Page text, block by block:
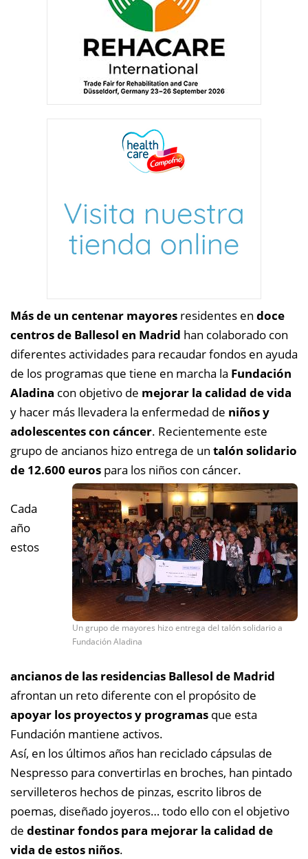
Más de un centenar mayores residentes en doce
centros de Ballesol en Madrid han colaborado con
diferentes actividades para recaudar fondos en ayuda
de los programas que tiene en marcha la Fundación
Aladina con objetivo de mejorar la calidad de vida
y hacer más llevadera la enfermedad de niños y
adolescentes con cáncer. Recientemente este
grupo de ancianos hizo entrega de un talón solidario
de 12.600 euros para los niños con cáncer.
Un grupo de mayores hizo entrega del talón solidario a
Fundación Aladina
Cada
año
estos
ancianos de las residencias Ballesol de Madrid
afrontan un reto diferente con el propósito de
apoyar los proyectos y programas que esta
Fundación mantiene activos.
Así, en los últimos años han reciclado cápsulas de
Nespresso para convertirlas en broches, han pintado
servilleteros hechos de pinzas, escrito libros de
poemas, diseñado joyeros… todo ello con el objetivo
de destinar fondos para mejorar la calidad de
vida de estos niños.